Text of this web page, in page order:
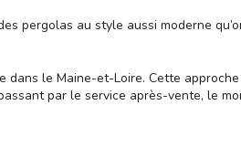
pergolas au style aussi moderne
le Maine-et-Loire. Cette
par le service après-vente, le